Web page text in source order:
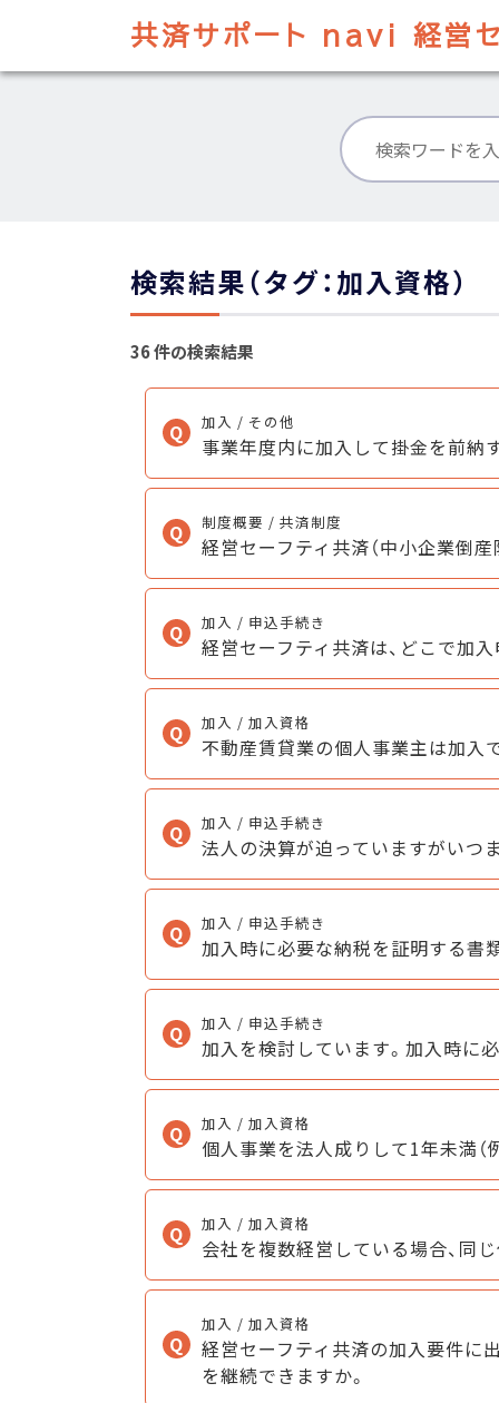
共済サポート navi 経営
検索結果（タグ：加入資格）
36 件の検索結果
加入 / その他
事業年度内に加入して掛金を前納
制度概要 / 共済制度
経営セーフティ共済（中小企業倒
加入 / 申込手続き
経営セーフティ共済は、どこで加
加入 / 加入資格
不動産賃貸業の個人事業主は加入
加入 / 申込手続き
法人の決算が迫っていますがいつ
加入 / 申込手続き
加入時に必要な納税を証明する書
加入 / 申込手続き
加入を検討しています。加入時に
加入 / 加入資格
個人事業を法人成りして1年未満（
加入 / 加入資格
会社を複数経営している場合、同
加入 / 加入資格
経営セーフティ共済の加入要件に
を継続できますか。